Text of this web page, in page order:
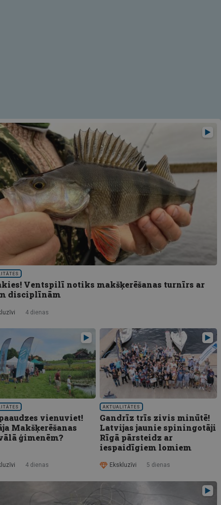
Ventspilī notiks makšķerēšanas turnīrs ar
disciplīnām
4 dienas
vienuviet!
Makšķerēšanas
ģimenēm?
4 dienas
AKTUALITĀTES
Gandrīz trīs zivis minūtē!
Latvijas jaunie spiningotāji
Rīgā pārsteidz ar
iespaidīgiem lomiem
Ekskluzīvi 5 dienas